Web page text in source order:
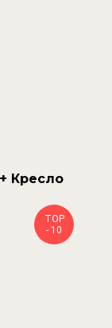
Кресло
TOP
- 10